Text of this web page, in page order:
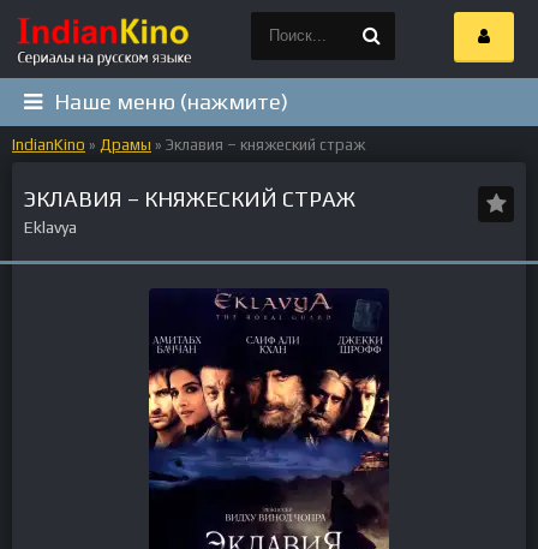
Наше меню (нажмите)
IndianKino » Драмы » Эклавия – княжеский страж
ЭКЛАВИЯ – КНЯЖЕСКИЙ СТРАЖ
Eklavya